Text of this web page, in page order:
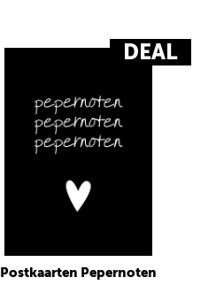
DEAL
Postkaarten Pepernoten